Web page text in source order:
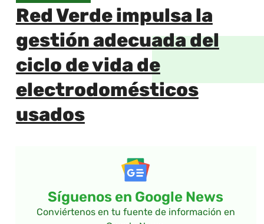
Red Verde impulsa la
gestión adecuada del
ciclo de vida de
electrodomésticos
usados
Síguenos en Google News
Conviértenos en tu fuente de información en